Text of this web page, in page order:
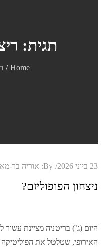
תגית:
Home
Posted
23 ביוני 2026 By: אוריה בר-
ניצחון הפופוליזם?
היום (ג’) בריטניה מציינת
האירופי, שטלטל את